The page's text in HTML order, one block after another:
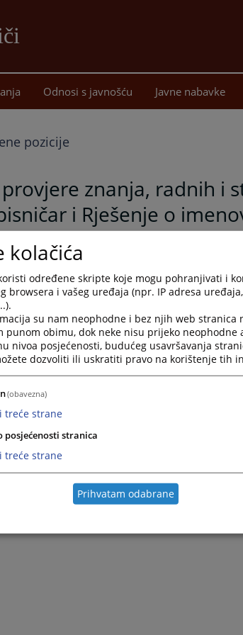
sadržaj
Odnosi s javnošću Javne nabavke
pozicije
znanja, radnih i
i Rješenje o
Pravila o provođenju praktične provjere znanja, radnih
Su-26-000 125 i donijela Rješenje o imenovanju
u Osnovnom sudu u Modriči broj: 086-0-Su-26-
sposobnosti i intervuja za radno mjesto daktilograf-
izbora "daktilografa-zapisničara", putem Javnog
u dijelu Prateći dokumenti.
kolačića
određene skripte koje mogu pohranjivati i
browsera i vašeg uređaja (npr. IP adresa
su nam neophodne i bez njih web stranica
punom obimu, dok neke nisu prijeko neophodne
nivoa posjećenosti, budućeg usavršavanja
dozvoliti ili uskratiti pravo na korištenje tih
(obavezna)
treće strane
posjećenosti stranica
treće strane
Prihvatam odabrane